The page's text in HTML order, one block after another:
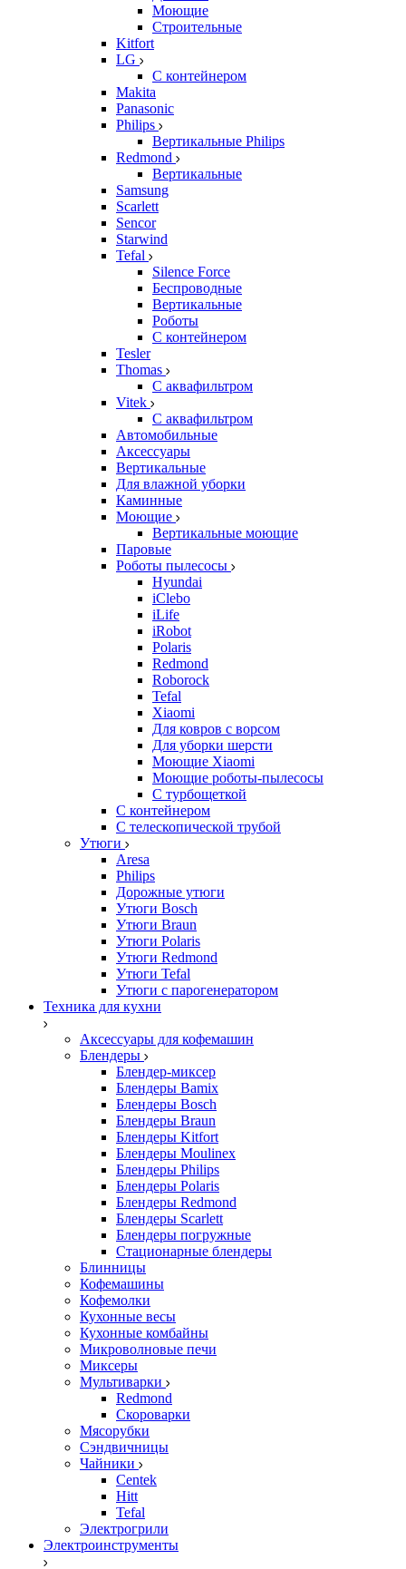
Моющие
Строительные
Kitfort
LG
С контейнером
Makita
Panasonic
Philips
Вертикальные Philips
Redmond
Вертикальные
Samsung
Scarlett
Sencor
Starwind
Tefal
Silence Force
Беспроводные
Вертикальные
Роботы
С контейнером
Tesler
Thomas
С аквафильтром
Vitek
С аквафильтром
Автомобильные
Аксессуары
Вертикальные
Для влажной уборки
Каминные
Моющие
Вертикальные моющие
Паровые
Роботы пылесосы
Hyundai
iClebo
iLife
iRobot
Polaris
Redmond
Roborock
Tefal
Xiaomi
Для ковров с ворсом
Для уборки шерсти
Моющие Xiaomi
Моющие роботы-пылесосы
С турбощеткой
С контейнером
С телескопической трубой
Утюги
Aresa
Philips
Дорожные утюги
Утюги Bosch
Утюги Braun
Утюги Polaris
Утюги Redmond
Утюги Tefal
Утюги с парогенератором
Техника для кухни
Аксессуары для кофемашин
Блендеры
Блендер-миксер
Блендеры Bamix
Блендеры Bosch
Блендеры Braun
Блендеры Kitfort
Блендеры Moulinex
Блендеры Philips
Блендеры Polaris
Блендеры Redmond
Блендеры Scarlett
Блендеры погружные
Стационарные блендеры
Блинницы
Кофемашины
Кофемолки
Кухонные весы
Кухонные комбайны
Микроволновые печи
Миксеры
Мультиварки
Redmond
Скороварки
Мясорубки
Сэндвичницы
Чайники
Centek
Hitt
Tefal
Электрогрили
Электроинструменты